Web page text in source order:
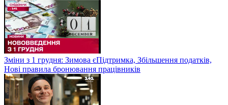
Зміни з 1 грудня: Зимова єПідтримка, Збільшення податків,
Нові правила бронювання працівників